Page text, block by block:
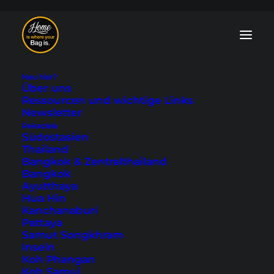
Neu hier?
Über uns
Ressourcen und wichtige Links
Newsletter
Reiseziele
Südostasien
Thailand
Bangkok & Zentralthailand
Bangkok
Ayutthaya
Hua Hin
Kanchanaburi
Pattaya
Samut Songkhram
Inseln
Koh Phangan
Koh Samui
Tipps für Hong Kong
Island - 11
Sehenswürdigkeiten
Zuletzt aktualisiert: 1. Dezember 2025